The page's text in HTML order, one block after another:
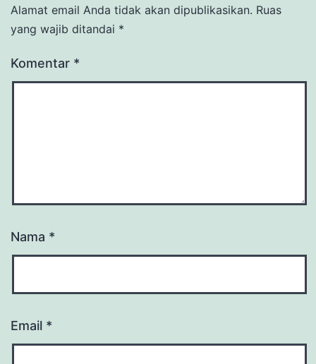
Alamat email Anda tidak akan dipublikasikan. Ruas
yang wajib ditandai *
Komentar *
Nama *
Email *